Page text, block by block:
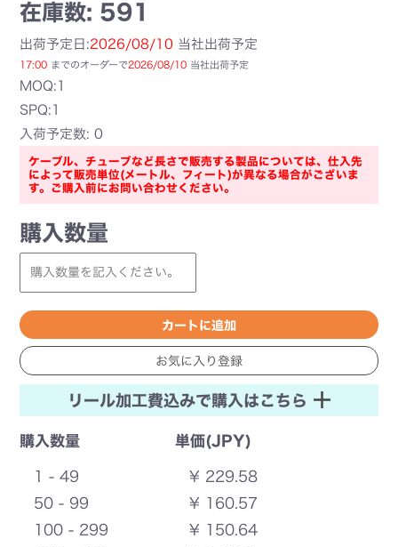
在庫数: 591
出荷予定日:2026/08/10 当社出荷予定
17:00 までのオーダーで2026/08/10 当社出荷予定
MOQ:1
SPQ:1
入荷予定数: 0
ケーブル、チューブなど長さで販売する製品については、仕入先
によって販売単位(メートル、フィート)が異なる場合がございま
す。ご購入前にお問い合わせください。
購入数量
リール加工費込みで購入はこちら
購入数量 単価(JPY)
1 - 49
¥ 229.58
50 - 99
¥ 160.57
100 - 299
¥ 150.64